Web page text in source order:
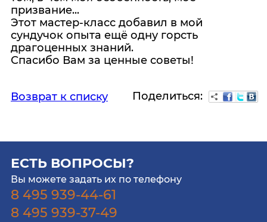
призвание...
Этот мастер-класс добавил в мой
сундучок опыта ещё одну горсть
драгоценных знаний.
Спасибо Вам за ценные советы!
Возврат к списку Поделиться:
ЕСТЬ ВОПРОСЫ?
Вы можете задать их по телефону
8 495 939-44-61
8 495 939-37-49